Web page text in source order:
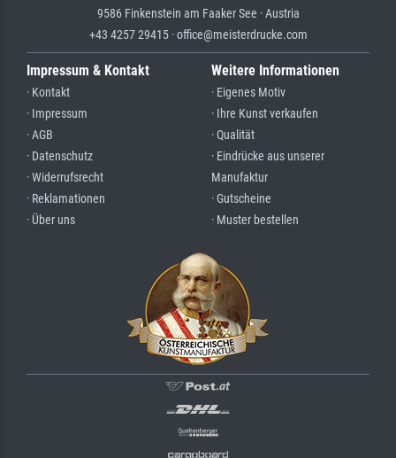
9586 Finkenstein am Faaker See · Austria
+43 4257 29415 · office@meisterdrucke.com
Impressum & Kontakt
· Kontakt
· Impressum
· AGB
· Datenschutz
· Widerrufsrecht
· Reklamationen
· Über uns
Weitere Informationen
· Eigenes Motiv
· Ihre Kunst verkaufen
· Qualität
· Eindrücke aus unserer
Manufaktur
· Gutscheine
· Muster bestellen